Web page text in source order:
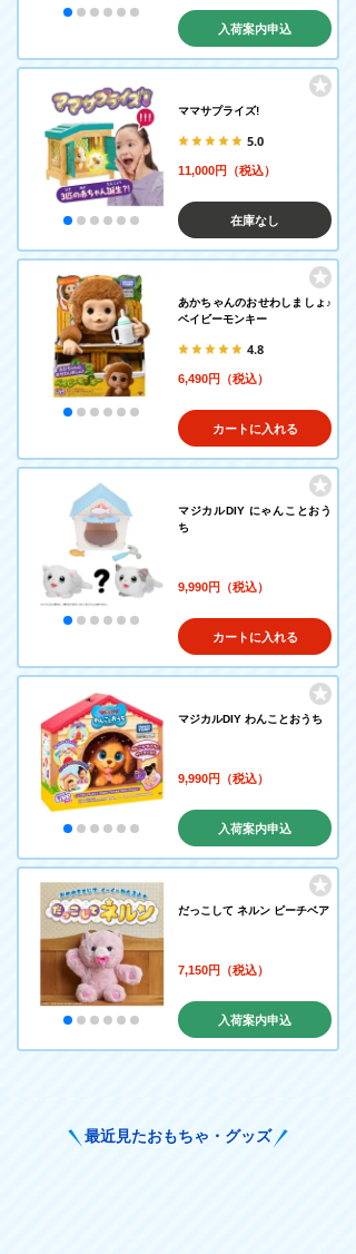
入荷案内申込
ママサプライズ!
5.0
11,000円（税込）
在庫なし
あかちゃんのおせわしましょ♪
ベイビーモンキー
4.8
6,490円（税込）
カートに入れる
マジカルDIY にゃんことおう
ち
9,990円（税込）
カートに入れる
マジカルDIY わんことおうち
9,990円（税込）
入荷案内申込
だっこして ネルン ピーチベア
7,150円（税込）
入荷案内申込
最近見たおもちゃ・グッズ